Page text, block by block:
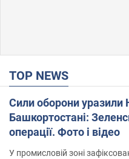
TOP NEWS
Сили оборони уразили
Башкортостані:
операції. Фото і відео
У промисловій зоні